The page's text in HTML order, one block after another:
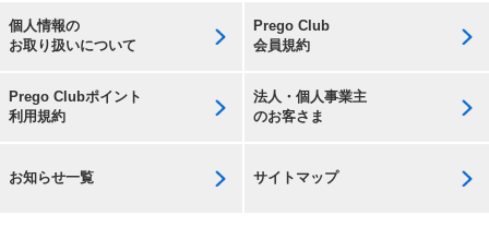
個人情報の
お取り扱いについて
Prego Club
会員規約
Prego Clubポイント
利用規約
法人・個人事業主
のお客さま
お知らせ一覧 サイトマップ